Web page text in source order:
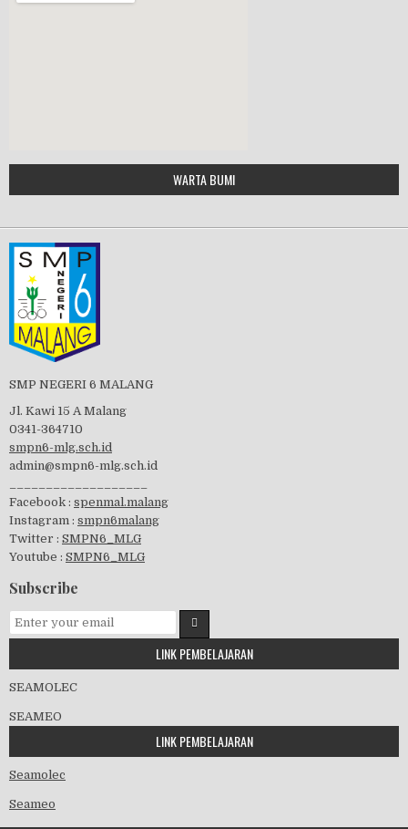
Tes Matrikulasi 2019
visitasi PPK 2019
GSF 2019
Pembagian Ijazah 2020
Workshop Penjaminan Mutu 2020
Google Maps Generator by
embedgooglemap.net
WARTA BUMI
SMP NEGERI 6 MALANG
Jl. Kawi 15 A Malang
0341-364710
smpn6-mlg.sch.id
admin@smpn6-mlg.sch.id
Facebook : spenmal.malang
Instagram : smpn6malang
Twitter : SMPN6_MLG
Youtube : SMPN6_MLG
Subscribe
LINK PEMBELAJARAN
SEAMOLEC
SEAMEO
LINK PEMBELAJARAN
Seamolec
Seameo